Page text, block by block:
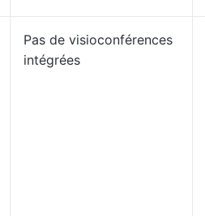
Pas de visioconférences
intégrées